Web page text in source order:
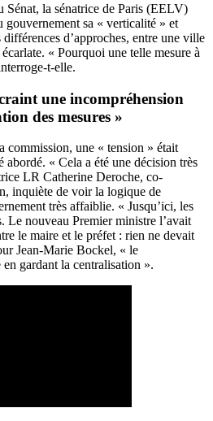
Sénat, la sénatrice de Paris (EELV)
gouvernement sa « verticalité » et
différences d’approches, entre une ville
« Pourquoi une telle mesure à
t-elle.
une incompréhension
des mesures »
commission, une « tension » était
abordé. « Cela a été une décision très
LR Catherine Deroche, co-
inquiète de voir la logique de
très affaiblie. « Jusqu’ici, les
Le nouveau Premier ministre l’avait
le maire et le préfet : rien ne devait
Jean-Marie Bockel, « le
gardant la centralisation ».